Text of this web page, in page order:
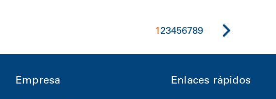
123456789
Empresa Enlaces rápidos